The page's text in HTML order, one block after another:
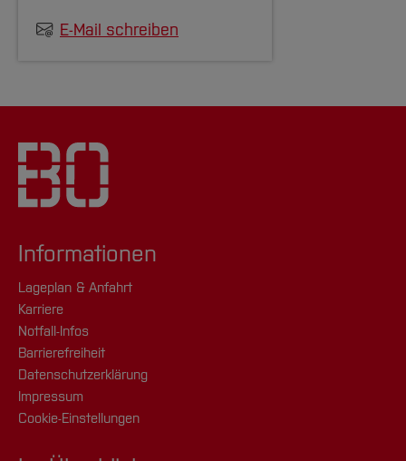
E-Mail schreiben
Informationen
Lageplan & Anfahrt
Karriere
Notfall-Infos
Barrierefreiheit
Datenschutzerklärung
Impressum
Cookie-Einstellungen